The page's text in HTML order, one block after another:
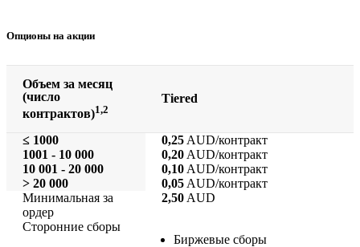
Опционы на акции
Объем за месяц
(число
контрактов)1,2
Tiered
≤ 1000 0,25 AUD/контракт
1001 - 10 000
0,20 AUD/контракт
10 001 - 20 000
0,10 AUD/контракт
> 20 000
0,05 AUD/контракт
Минимальная за
ордер
2,50 AUD
Сторонние сборы
Биржевые сборы